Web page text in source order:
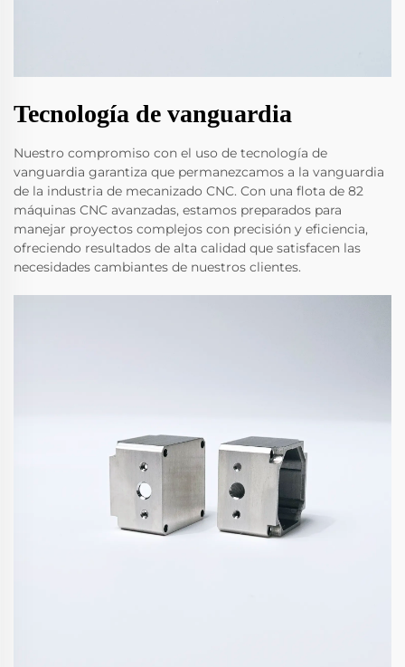
Tecnología de vanguardia
Nuestro compromiso con el uso de tecnología de
vanguardia garantiza que permanezcamos a la vanguardia
de la industria de mecanizado CNC. Con una flota de 82
máquinas CNC avanzadas, estamos preparados para
manejar proyectos complejos con precisión y eficiencia,
ofreciendo resultados de alta calidad que satisfacen las
necesidades cambiantes de nuestros clientes.